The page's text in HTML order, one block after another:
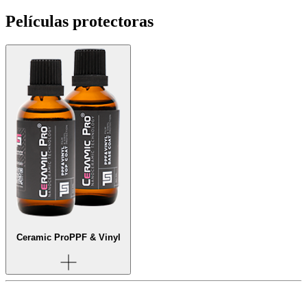
Películas protectoras
Ceramic ProPPF & Vinyl